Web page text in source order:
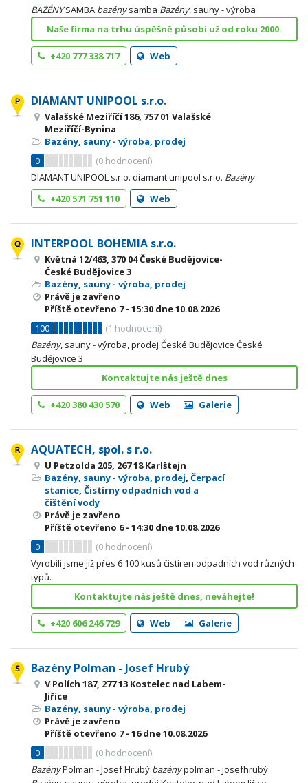
BAZÉNYSAMBA bazénysamba Bazény, sauny - výroba
Naše firma na trhu úspěšně působí už od roku 2000.
+420 777 338 717 Web
DIAMANT UNIPOOL s.r.o.
Valašské Meziříčí 186, 757 01 Valašské
Meziříčí-Bynina
Bazény, sauny - výroba, prodej
0
(0 hodnocení)
DIAMANT UNIPOOL s.r.o. diamant unipool s.r.o. Bazény
+420 571 751 110
Web
INTERPOOL BOHEMIA s.r.o.
Květná 12/463, 370 04 České Budějovice-
České Budějovice 3
Bazény, sauny - výroba, prodej
Právě je zavřeno
Příště otevřeno 7 - 15:30 dne 10.08.2026
100
(1 hodnocení)
Bazény, sauny - výroba, prodej České Budějovice České
Budějovice 3
Kontaktujte nás ještě dnes
+420 380 430 570 Web Galerie
AQUATECH, spol. s r.o.
U Petzolda 205, 267 18 Karlštejn
Bazény, sauny - výroba, prodej, Čerpací
stanice, Čistírny odpadních vod a
čištění vody
Právě je zavřeno
Příště otevřeno 6 - 14:30 dne 10.08.2026
0
(0 hodnocení)
Vyrobili jsme již přes 6 100 kusů čistíren odpadních vod různých
typů.
Kontaktujte nás ještě dnes, neváhejte!
+420 606 246 729 Web Galerie
Bazény Polman - Josef Hrubý
V Polích 187, 277 13 Kostelec nad Labem-
Jiřice
Bazény, sauny - výroba, prodej
Právě je zavřeno
Příště otevřeno 7 - 16dne 10.08.2026
0
(0 hodnocení)
BazényPolman - Josef Hrubý bazénypolman - josefhrubý